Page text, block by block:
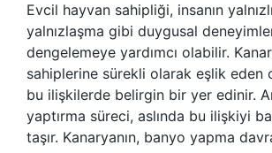
Evcil hayvan sahipliği, insanın
yalnızlaşma gibi duygusal
dengelemeye yardımcı olabilir.
sahiplerine sürekli olarak eşlik eden
bu ilişkilerde belirgin bir yer edinir.
yaptırma süreci, aslında bu ilişkiyi
taşır. Kanaryanın, banyo yapma